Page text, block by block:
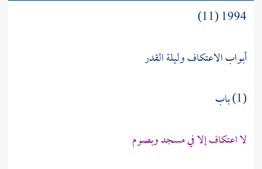
1994 (11)
أبواب الاعتكاف وليلة القدر
(1) باب
لا اعتكاف إلا في مسجد وبصوم